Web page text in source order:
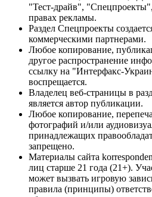
"Тест-драйв",
правах рекламы.
Раздел Спецпроекты
коммерческими партнерами.
Любое копирование,
другое распространение
ссылку на "Интерфакс-
воспрещается.
Владелец веб-страницы в
является автор публикации.
Любое копирование,
фотографий и/или
принадлежащих
запрещено.
Материалы сайта
лиц старше 21 года (21+).
может вызвать игровую
правила (принципы)